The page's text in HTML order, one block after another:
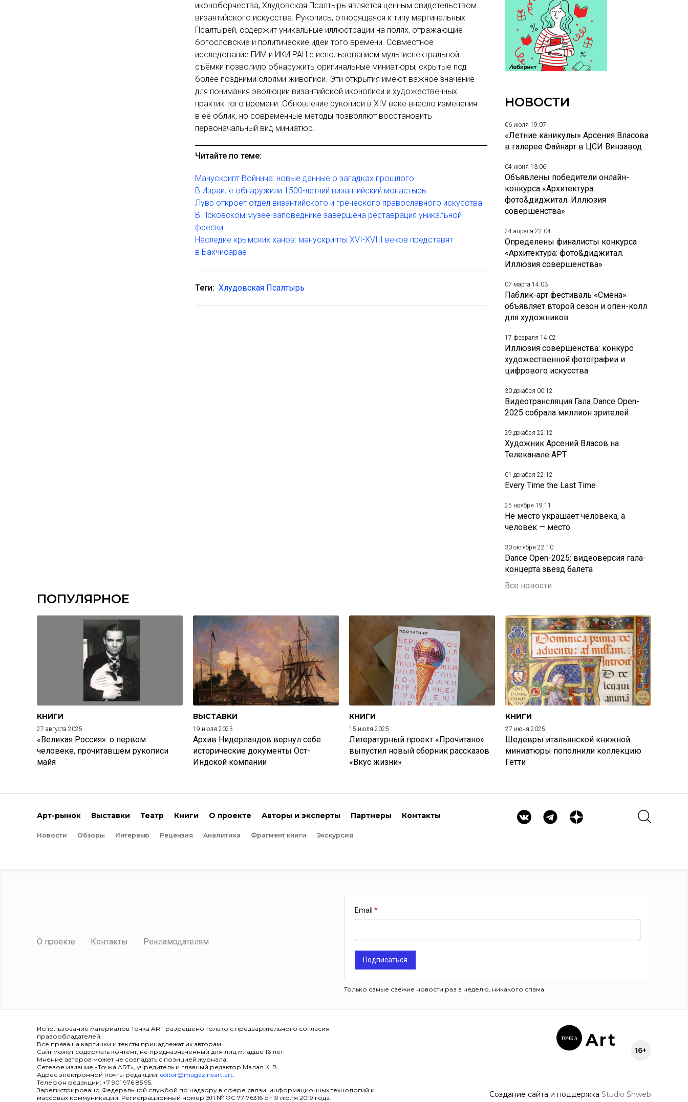
иконоборчества, Хлудовская Псалтырь является ценным свидетельством
византийского искусства. Рукопись, относящаяся к типу маргинальных
Псалтырей, содержит уникальные иллюстрации на полях, отражающие
богословские и политические идеи того времени. Совместное
исследование ГИМ и ИКИ РАН с использованием мультиспектральной
съёмки позволило обнаружить оригинальные миниатюры, скрытые под
более поздними слоями живописи. Эти открытия имеют важное значение
для понимания эволюции византийской иконописи и художественных
практик того времени. Обновление рукописи в XIV веке внесло изменения
в её облик, но современные методы позволяют восстановить
первоначальный вид миниатюр.
Читайте по теме:
Манускрипт Войнича: новые данные о загадках прошлого
В Израиле обнаружили 1500-летний византийский монастырь
Лувр откроет отдел византийского и греческого православного искусства
В Псковском музее-заповеднике завершена реставрация уникальной
фрески
Наследие крымских ханов: манускрипты XVI-XVIII веков представят
в Бахчисарае
Теги: Хлудовская Псалтырь
НОВОСТИ
06 июля 19:07
«Летние каникулы» Арсения Власова
в галерее Файнарт в ЦСИ Винзавод
04 июня 13:06
Объявлены победители онлайн-
конкурса «Архитектура:
фото&диджитал. Иллюзия
совершенства»
24 апреля 22:04
Определены финалисты конкурса
«Архитектура: фото&диджитал.
Иллюзия совершенства»
07 марта 14:03
Паблик-арт фестиваль «Смена»
объявляет второй сезон и опен-колл
для художников
17 февраля 14:02
Иллюзия совершенства: конкурс
художественной фотографии и
цифрового искусства
30 декабря 00:12
Видеотрансляция Гала Dance Open-
2025 собрала миллион зрителей
29 декабря 22:12
Художник Арсений Власов на
Телеканале АРТ
01 декабря 22:12
Every Time the Last Time
25 ноября 19:11
Не место украшает человека, а
человек — место
30 октября 22:10
Dance Open-2025: видеоверсия гала-
концерта звезд балета
Все новости
ПОПУЛЯРНОЕ
КНИГИ
27 августа 2025
«Великая Россия»: о первом
человеке, прочитавшем рукописи
майя
ВЫСТАВКИ
19 июля 2025
Архив Нидерландов вернул себе
исторические документы Ост-
Индской компании
КНИГИ
15 июля 2025
Литературный проект «Прочитано»
выпустил новый сборник рассказов
«Вкус жизни»
КНИГИ
27 июня 2025
Шедевры итальянской книжной
миниатюры пополнили коллекцию
Гетти
Арт-рынок Выставки Театр Книги О проекте Авторы и эксперты Партнеры Контакты
Новости Обзоры Интервью Рецензия Аналитика Фрагмент книги Экскурсия
О проекте Контакты Рекламодателям
Email
Подписаться
Только самые свежие новости раз в неделю, никакого спама
Использование материалов Точка ART разрешено только с предварительного согласия
правообладателей.
Все права на картинки и тексты принадлежат их авторам.
Сайт может содержать контент, не предназначенный для лиц младше 16 лет.
Мнение авторов может не совпадать с позицией журнала.
Сетевое издание «Точка ART», учредитель и главный редактор Малая К. В.
Адрес электронной почты редакции: editor@magazineart.art.
Телефон редакции: +7 901 976 85 95.
Зарегистрировано Федеральной службой по надзору в сфере связи, информационных технологий и
массовых коммуникаций. Регистрационный номер ЭЛ № ФС 77-76316 от 19 июля 2019 года.
ТОЧК А Art
16+
Создание сайта и поддержка Studio Shweb